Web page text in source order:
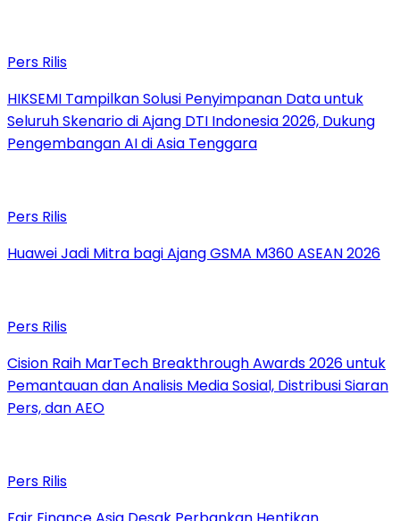
Pers Rilis
HIKSEMI Tampilkan Solusi Penyimpanan Data untuk
Seluruh Skenario di Ajang DTI Indonesia 2026, Dukung
Pengembangan AI di Asia Tenggara
Pers Rilis
Huawei Jadi Mitra bagi Ajang GSMA M360 ASEAN 2026
Pers Rilis
Cision Raih MarTech Breakthrough Awards 2026 untuk
Pemantauan dan Analisis Media Sosial, Distribusi Siaran
Pers, dan AEO
Pers Rilis